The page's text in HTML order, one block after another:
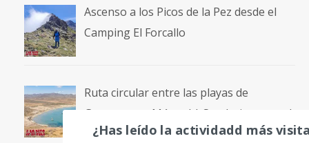
Ascenso a los Picos de la Pez desde el
Camping El Forcallo
Ruta circular entre las playas de
Genoveses y Mónsul | Senderismo en el
Cabo de Gata
¿Has leído la actividadd más